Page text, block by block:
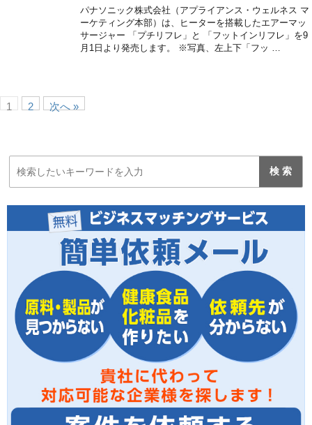
パナソニック株式会社（アプライアンス・ウェルネス マ
ーケティング本部）は、ヒーターを搭載したエアーマッ
サージャー 「プチリフレ」と 「フットインリフレ」を9
月1日より発売します。 ※写真、左上下「フッ …
1 2 次へ »